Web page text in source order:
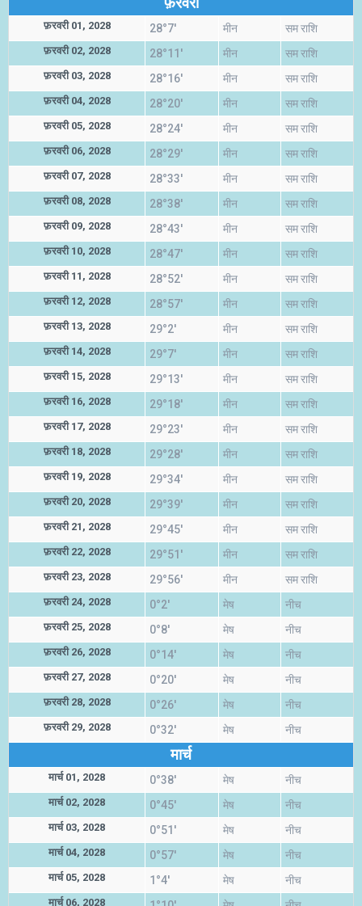
फ़रवरी 01, 2028 28°7' मीन सम राशि
फ़रवरी 02, 2028 28°11' मीन सम राशि
फ़रवरी 03, 2028 28°16' मीन सम राशि
फ़रवरी 04, 2028 28°20' मीन सम राशि
फ़रवरी 05, 2028 28°24' मीन सम राशि
फ़रवरी 06, 2028 28°29' मीन सम राशि
फ़रवरी 07, 2028 28°33' मीन सम राशि
फ़रवरी 08, 2028 28°38' मीन सम राशि
फ़रवरी 09, 2028 28°43' मीन सम राशि
फ़रवरी 10, 2028 28°47' मीन सम राशि
फ़रवरी 11, 2028 28°52' मीन सम राशि
फ़रवरी 12, 2028 28°57' मीन सम राशि
फ़रवरी 13, 2028 29°2' मीन सम राशि
फ़रवरी 14, 2028 29°7' मीन सम राशि
फ़रवरी 15, 2028 29°13' मीन सम राशि
फ़रवरी 16, 2028 29°18' मीन सम राशि
फ़रवरी 17, 2028 29°23' मीन सम राशि
फ़रवरी 18, 2028 29°28' मीन सम राशि
फ़रवरी 19, 2028 29°34' मीन सम राशि
फ़रवरी 20, 2028 29°39' मीन सम राशि
फ़रवरी 21, 2028 29°45' मीन सम राशि
फ़रवरी 22, 2028 29°51' मीन सम राशि
फ़रवरी 23, 2028 29°56' मीन सम राशि
फ़रवरी 24, 2028 0°2' मेष नीच
फ़रवरी 25, 2028 0°8' मेष नीच
फ़रवरी 26, 2028 0°14' मेष नीच
फ़रवरी 27, 2028 0°20' मेष नीच
फ़रवरी 28, 2028 0°26' मेष नीच
फ़रवरी 29, 2028 0°32' मेष नीच
मार्च
मार्च 01, 2028 0°38' मेष नीच
मार्च 02, 2028 0°45' मेष नीच
मार्च 03, 2028 0°51' मेष नीच
मार्च 04, 2028 0°57' मेष नीच
मार्च 05, 2028 1°4' मेष नीच
मार्च 06, 2028